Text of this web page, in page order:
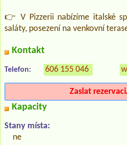
👉 V Pizzerii nabízíme italské
saláty, posezení na venkovní
Kontakt
Telefon: 606 155 046
Zaslat
Kapacity
Stany místa:
ne